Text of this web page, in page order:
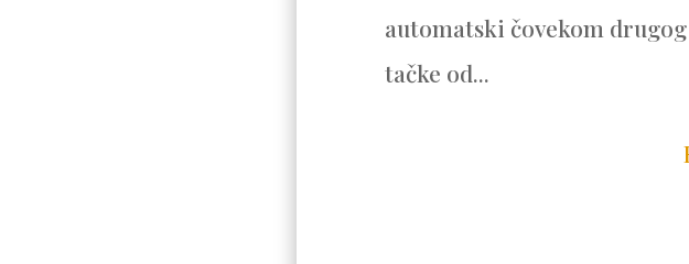
automatski čovekom
tačke od...